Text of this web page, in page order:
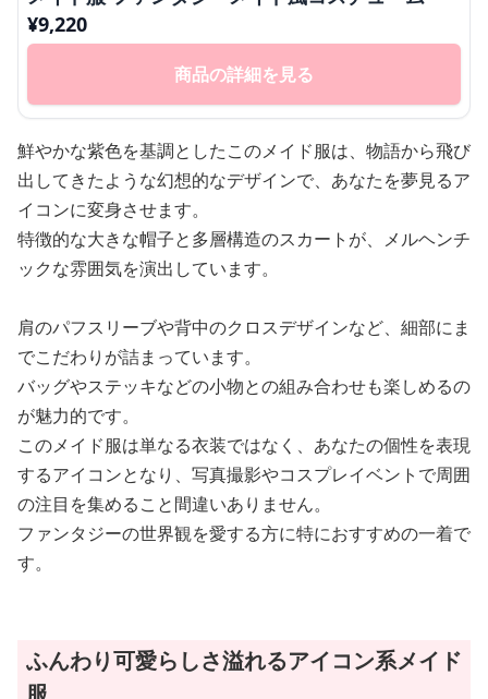
¥9,220
商品の詳細を見る
鮮やかな紫色を基調としたこのメイド服は、物語から飛び
出してきたような幻想的なデザインで、あなたを夢見るア
イコンに変身させます。
特徴的な大きな帽子と多層構造のスカートが、メルヘンチ
ックな雰囲気を演出しています。
肩のパフスリーブや背中のクロスデザインなど、細部にま
でこだわりが詰まっています。
バッグやステッキなどの小物との組み合わせも楽しめるの
が魅力的です。
このメイド服は単なる衣装ではなく、あなたの個性を表現
するアイコンとなり、写真撮影やコスプレイベントで周囲
の注目を集めること間違いありません。
ファンタジーの世界観を愛する方に特におすすめの一着で
す。
ふんわり可愛らしさ溢れるアイコン系メイド
服